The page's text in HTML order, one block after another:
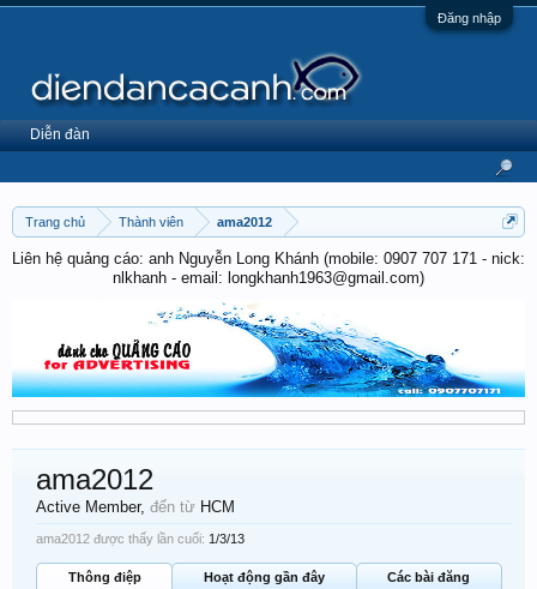
Đăng nhập
Trang chủ Thành viên ama2012
Liên hệ quảng cáo: anh Nguyễn Long Khánh (mobile: 0907 707 171 - nick:
nlkhanh - email: longkhanh1963@gmail.com)
ama2012
Active Member, đến từ HCM
ama2012 được thấy lần cuối: 1/3/13
Thông điệp Hoạt động gần đây
Các bài đăng
Diễn đàn